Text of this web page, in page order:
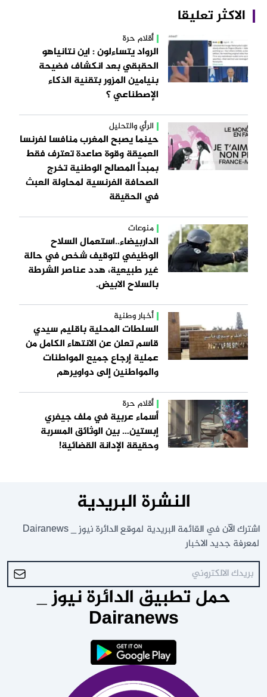
الاكثر تعليقا
أقلام حرة
الرواد يتساءلون : اين نتانياهو
الحقبقي بعد انكشاف فضيحة
بنيامين المزور بتقنية الذكاء
الإصطناعي ؟
الرأي والتحليل
حينما يصبح المغرب منافسا لفرنسا
العميقة وقوة صاعدة تعترف فقط
بمبدأ المصالح الوطنية تخرج
الصحافة الفرنسية لمحاولة العبث
في الحقيقة
منوعات
الداربيضاء..استعمال السلاح
الوظيفي لتوقيف شخص في حالة
غير طبيعية، هدد عناصر الشرطة
بالسلاح الابيض.
أخبار وطنية
السلطات المحلية باقليم سيدي
قاسم تعلن عن الانتهاء الكامل من
عملية إرجاع جميع المواطنات
والمواطنين إلى دواويرهم
أقلام حرة
أسماء عربية في ملف جيفري
إبستين… بين الوثائق المسربة
وحقيقة الإدانة القضائية!
النشرة البريدية
اشترك الآن في القائمة البريدية لموقع الدائرة نيوز _ Dairanews
لمعرفة جديد الاخبار
حمل تطبيق الدائرة نيوز _
Dairanews